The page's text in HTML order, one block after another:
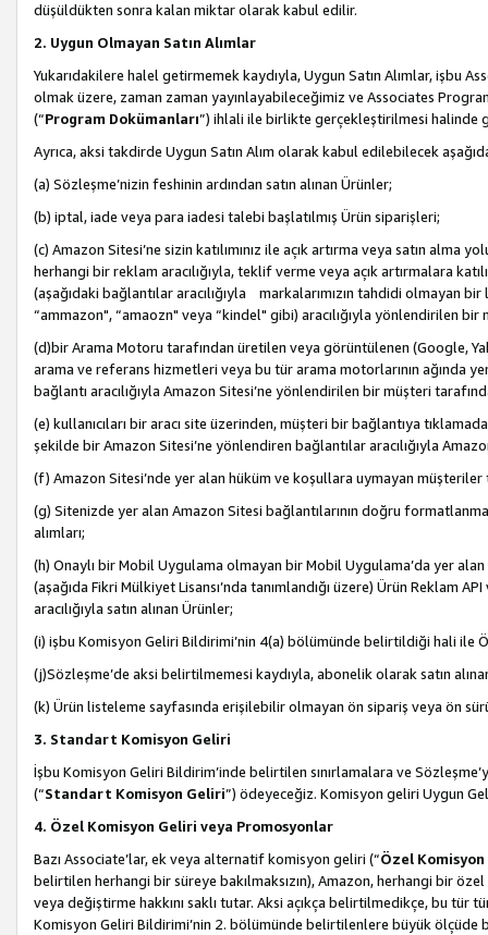
düşüldükten sonra kalan miktar olarak kabul edilir.
2. Uygun Olmayan Satın Alımlar
Yukarıdakilere halel getirmemek kaydıyla, Uygun Satın Alımlar, işbu
olmak üzere, zaman zaman yayınlayabileceğimiz ve Associates
(“Program Dokümanları”) ihlali ile birlikte gerçekleştirilmesi halinde
Ayrıca, aksi takdirde Uygun Satın Alım olarak kabul edilebilecek
(a) Sözleşme’nizin feshinin ardından satın alınan Ürünler;
(b) iptal, iade veya para iadesi talebi başlatılmış Ürün siparişleri;
(c) Amazon Sitesi’ne sizin katılımınız ile açık artırma veya satın alma
herhangi bir reklam aracılığıyla, teklif verme veya açık artırmalara
(aşağıdaki bağlantılar aracılığıyla markalarımızın tahdidi olmayan
“ammazon", “amaozn" veya “kindel" gibi) aracılığıyla yönlendirilen
(d)bir Arama Motoru tarafından üretilen veya görüntülenen (Google,
arama ve referans hizmetleri veya bu tür arama motorlarının ağında
bağlantı aracılığıyla Amazon Sitesi’ne yönlendirilen bir müşteri
(e) kullanıcıları bir aracı site üzerinden, müşteri bir bağlantıya
şekilde bir Amazon Sitesi’ne yönlendiren bağlantılar aracılığıyla
(f) Amazon Sitesi’nde yer alan hüküm ve koşullara uymayan müşteriler
(g) Sitenizde yer alan Amazon Sitesi bağlantılarının doğru
alımları;
(h) Onaylı bir Mobil Uygulama olmayan bir Mobil Uygulama’da yer
(aşağıda Fikri Mülkiyet Lisansı’nda tanımlandığı üzere) Ürün Reklam
aracılığıyla satın alınan Ürünler;
(i) işbu Komisyon Geliri Bildirimi’nin 4(a) bölümünde belirtildiği hali ile
(j)Sözleşme’de aksi belirtilmemesi kaydıyla, abonelik olarak satın
(k) Ürün listeleme sayfasında erişilebilir olmayan ön sipariş veya ön
3. Standart Komisyon Geliri
İşbu Komisyon Geliri Bildirim’inde belirtilen sınırlamalara ve
(“Standart Komisyon Geliri”) ödeyeceğiz. Komisyon geliri Uygun
4. Özel Komisyon Geliri veya Promosyonlar
Bazı Associate’lar, ek veya alternatif komisyon geliri (“Özel
belirtilen herhangi bir süreye bakılmaksızın), Amazon, herhangi bir
veya değiştirme hakkını saklı tutar. Aksi açıkça belirtilmedikçe, bu tür
Komisyon Geliri Bildirimi’nin 2. bölümünde belirtilenlere büyük ölçüde